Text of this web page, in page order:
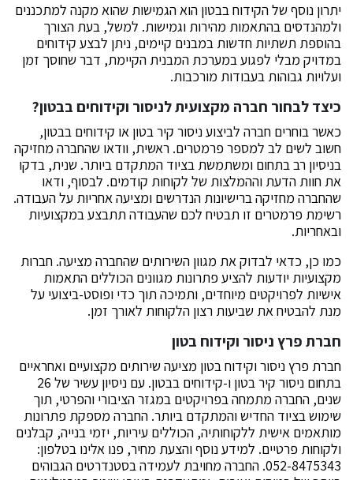
יתרון נוסף של הקידוח בבטון הוא הגמישות שהוא מקנה למתכננים
ולמהנדסים בהתאמות מהירות וגמישות. למשל, בעת הצורך
בהוספת תשתיות חדשות במבנים קיימים, ניתן לבצע קידוחים
במדויק מבלי לפגוע במערכת המבנית הקיימת, דבר שחוסך זמן
ועלויות גבוהות בעבודות מורכבות.
כיצד לבחור חברה מקצועית לניסור וקידוחים בבטון?
כאשר בוחרים חברה לביצוע ניסור קיר בטון או קידוחים בבטון,
חשוב לשים לב למספר פרמטרים. ראשית, וודאו שהחברה מחזיקה
בניסיון רב בתחום ומשתמשת בציוד המתקדם ביותר. שנית, בדקו
את חוות הדעת וההמלצות של לקוחות קודמים. לבסוף, ודאו
שהחברה מחזיקה ברישיונות הנדרשים ומציעה אחריות על העבודה.
רשימת פרמטרים זו תבטיח לכם שהעבודה תתבצע במקצועיות
ובאחריות.
כמו כן, כדאי לבדוק את מגוון השירותים שהחברה מציעה. חברות
מקצועיות יודעות להציע פתרונות מגוונים הכוללים התאמות
אישיות לפרויקטים מיוחדים, ותמיכה תוך כדי ופוסט-ביצועי על
מנת להבטיח את שביעות רצון הלקוחות לאורך זמן.
חברת פרץ ניסור וקידוח בטון
חברת פרץ ניסור וקידוח בטון מציעה שירותים מקצועיים ואחראיים
בתחום ניסור קיר בטון ו-קידוחים בבטון. עם ניסיון עשיר של 26
שנים, החברה מתמחה בפרויקטים במגזר הציבורי והפרטי, תוך
שימוש בציוד החדיש והמתקדם ביותר. החברה מספקת פתרונות
מותאמים אישית ללקוחותיה, הכוללים עיריות, יזמי בנייה, קבלנים
ולקוחות פרטיים. למידע נוסף והצעת מחיר, פנו אלינו בטלפון:
052-8475343. החברה מחויבת לעמידה בסטנדרטים הגבוהים